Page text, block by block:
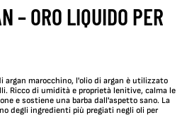
– ORO LIQUIDO PER
argan marocchino, l'olio di argan è utilizzato
Ricco di umidità e proprietà lenitive, calma le
e sostiene una barba dall'aspetto sano. La
degli ingredienti più pregiati negli oli per